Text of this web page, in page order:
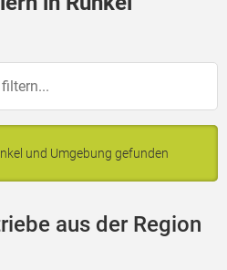
und Umgebung gefunden
aus der Region